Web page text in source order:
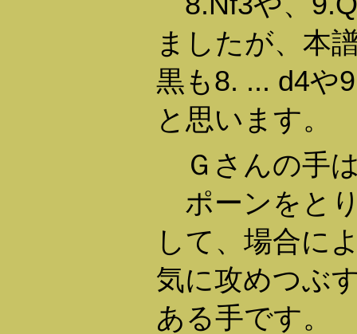
ましたが、本
黒も8. ... d4や
と思います。
Ｇさんの手
ポーンをと
して、場合に
気に攻めつぶ
ある手です。